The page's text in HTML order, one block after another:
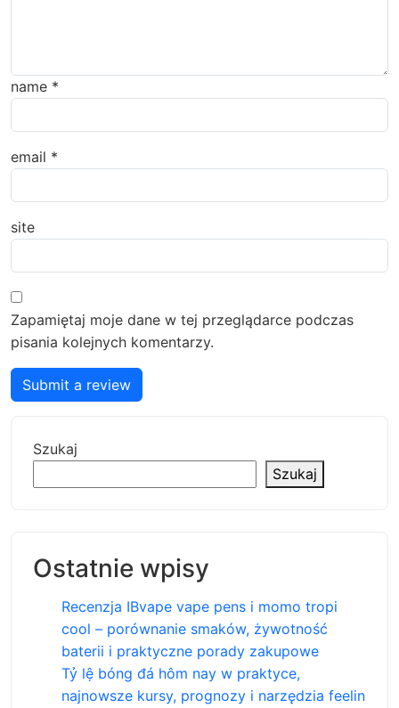
name *
email *
site
Zapamiętaj moje dane w tej przeglądarce podczas
pisania kolejnych komentarzy.
Submit a review
Szukaj
Szukaj
Ostatnie wpisy
Recenzja IBvape vape pens i momo tropi
cool – porównanie smaków, żywotność
baterii i praktyczne porady zakupowe
Tỷ lệ bóng đá hôm nay w praktyce,
najnowsze kursy, prognozy i narzędzia feelin